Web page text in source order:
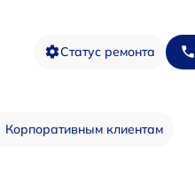
Статус ремонта
Корпоративным клиентам